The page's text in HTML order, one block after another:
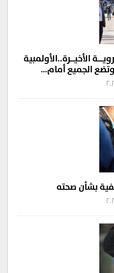
الأخيــــرة..الأولمبية
الجميع أمام…
بشأن صحته